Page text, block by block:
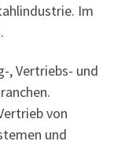
Im
, Vertriebs- und
von
und